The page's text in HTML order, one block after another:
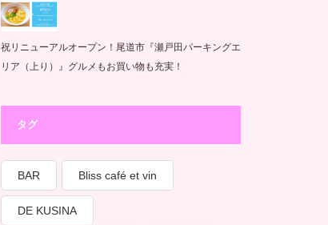
祝リニューアルオープン！尾道市『瀬戸田パーキングエ
リア（上り）』グルメもお買い物も充実！
タグ
BAR Bliss café et vin
DE KUSINA